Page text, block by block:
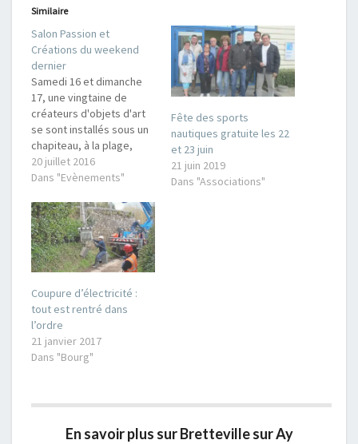
Similaire
Salon Passion et
Créations du weekend
dernier
Samedi 16 et dimanche
17, une vingtaine de
créateurs d'objets d'art
se sont installés sous un
chapiteau, à la plage,
dans le cadre du salon
création et passion,
Initiatives brettevillaises.
Pendant les deux jours,
les visiteurs pouvaient
découvrir divers objets
réalisés manuellement
comme des bijoux, des
objets…
20 juillet 2016
Dans "Evènements"
Fête des sports
nautiques gratuite les 22
et 23 juin
21 juin 2019
Dans "Associations"
Coupure d’électricité :
tout est rentré dans
l’ordre
21 janvier 2017
Dans "Bourg"
En savoir plus sur Bretteville sur Ay